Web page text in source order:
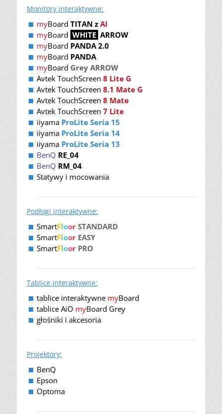
Monitory interaktywne:
myBoard TITAN z AI
myBoard WHITE ARROW
myBoard PANDA 2.0
myBoard PANDA
myBoard Grey ARROW
Avtek TouchScreen 8 Lite G
Avtek TouchScreen 8.1 Mate G
Avtek TouchScreen 8 Mate
Avtek TouchScreen 7 Lite
iiyama ProLite Seria 15
iiyama ProLite Seria 14
iiyama ProLite Seria 13
BenQ RE_04
BenQ RM_04
Statywy i mocowania
Podłogi interaktywne:
SmartFloor STANDARD
SmartFloor EASY
SmartFloor PRO
Tablice interaktywne:
tablice interaktywne myBoard
tablice AiO myBoard Grey
głośniki i akcesoria
Projektory:
BenQ
Epson
Optoma